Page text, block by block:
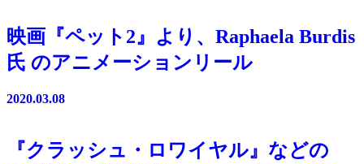
映画『ペット2』より、Raphaela Burdis
氏 のアニメーションリール
2020.03.08
『クラッシュ・ロワイヤル』などの